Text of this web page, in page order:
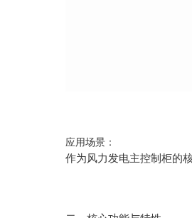
应用场景：
作为风力发电主控制柜的